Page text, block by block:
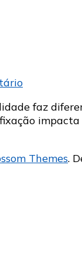
em
que
é
e
faz
Themes.